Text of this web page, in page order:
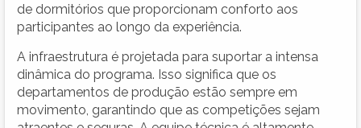
de dormitórios que proporcionam conforto aos
participantes ao longo da experiência.
A infraestrutura é projetada para suportar a intensa
dinâmica do programa. Isso significa que os
departamentos de produção estão sempre em
movimento, garantindo que as competições sejam